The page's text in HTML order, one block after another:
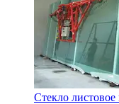
Стекло